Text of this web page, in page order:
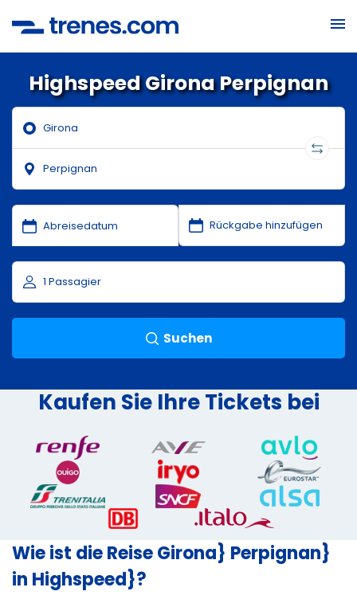
Highspeed Girona Perpignan
Suchen
Kaufen Sie Ihre Tickets bei
Wie ist die Reise Girona} Perpignan}
in Highspeed}?